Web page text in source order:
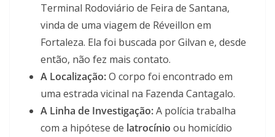
Terminal Rodoviário de Feira de Santana,
vinda de uma viagem de Réveillon em
Fortaleza. Ela foi buscada por Gilvan e, desde
então, não fez mais contato.
A Localização:O corpo foi encontrado em
uma estrada vicinal na Fazenda Cantagalo.
A Linha de Investigação:A polícia trabalha
com a hipótese de latrocínio ou homicídio